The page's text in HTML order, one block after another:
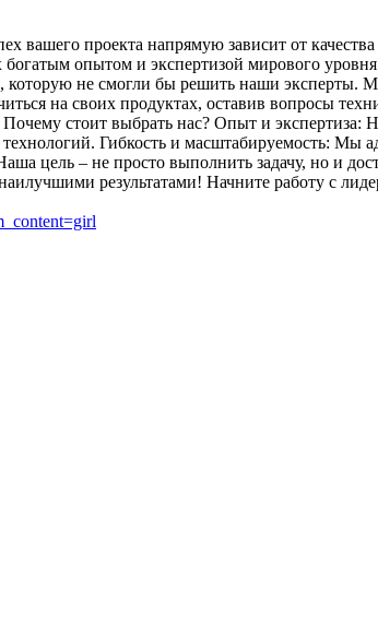
проекта напрямую зависит от качества
опытом и экспертизой мирового
не смогли бы решить наши эксперты.
на своих продуктах, оставив вопросы
стоит выбрать нас? Опыт и экспертиза:
Гибкость и масштабируемость:
цель – не просто выполнить задачу, но и
результатами! Начните работу с